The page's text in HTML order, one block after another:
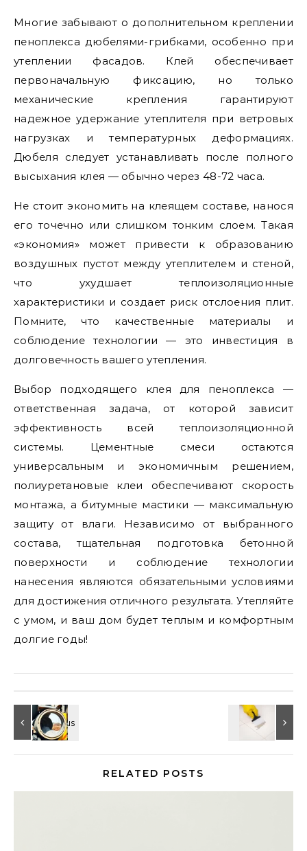
Многие забывают о дополнительном креплении
пеноплекса дюбелями-грибками, особенно при
утеплении фасадов. Клей обеспечивает
первоначальную фиксацию, но только
механические крепления гарантируют
надежное удержание утеплителя при ветровых
нагрузках и температурных деформациях.
Дюбеля следует устанавливать после полного
высыхания клея — обычно через 48-72 часа.
Не стоит экономить на клеящем составе, нанося
его точечно или слишком тонким слоем. Такая
«экономия» может привести к образованию
воздушных пустот между утеплителем и стеной,
что ухудшает теплоизоляционные
характеристики и создает риск отслоения плит.
Помните, что качественные материалы и
соблюдение технологии — это инвестиция в
долговечность вашего утепления.
Выбор подходящего клея для пеноплекса —
ответственная задача, от которой зависит
эффективность всей теплоизоляционной
системы. Цементные смеси остаются
универсальным и экономичным решением,
полиуретановые клеи обеспечивают скорость
монтажа, а битумные мастики — максимальную
защиту от влаги. Независимо от выбранного
состава, тщательная подготовка бетонной
поверхности и соблюдение технологии
нанесения являются обязательными условиями
для достижения отличного результата. Утепляйте
с умом, и ваш дом будет теплым и комфортным
долгие годы!
RELATED POSTS